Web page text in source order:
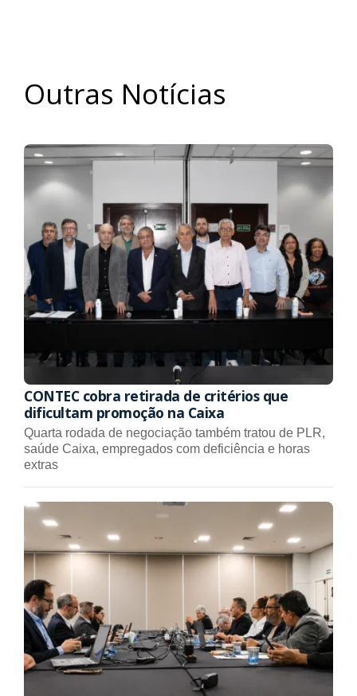
Outras Notícias
CONTEC cobra retirada de critérios que
dificultam promoção na Caixa
Quarta rodada de negociação também tratou de PLR,
saúde Caixa, empregados com deficiência e horas
extras